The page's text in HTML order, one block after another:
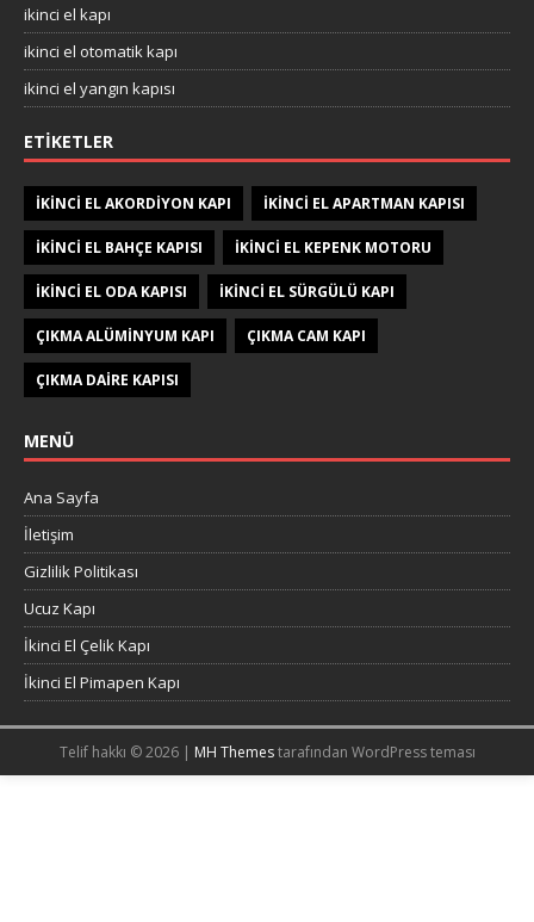
ikinci el kapı
ikinci el otomatik kapı
ikinci el yangın kapısı
ETIKETLER
IKINCI EL AKORDIYON KAPI IKINCI EL APARTMAN KAPISI
IKINCI EL BAHÇE KAPISI IKINCI EL KEPENK MOTORU
IKINCI EL ODA KAPISI IKINCI EL SÜRGÜLÜ KAPI
ÇIKMA ALÜMINYUM KAPI ÇIKMA CAM KAPI
ÇIKMA DAIRE KAPISI
MENÜ
Ana Sayfa
İletişim
Gizlilik Politikası
Ucuz Kapı
İkinci El Çelik Kapı
İkinci El Pimapen Kapı
Telif hakkı © 2026 | MH Themestarafından WordPress teması